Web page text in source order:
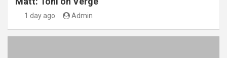
1 day ago Admin